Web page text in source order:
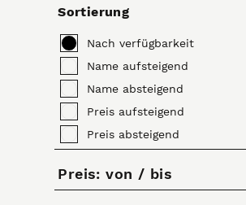
Sortierung
Nach verfügbarkeit
Name aufsteigend
Name absteigend
Preis aufsteigend
Preis absteigend
Preis: von / bis